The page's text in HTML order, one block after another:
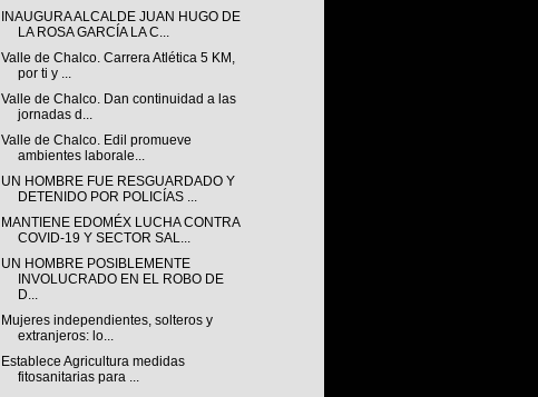
INAUGURA ALCALDE JUAN HUGO DE
LA ROSA GARCÍA LA C...
Valle de Chalco. Carrera Atlética 5 KM,
por ti y ...
Valle de Chalco. Dan continuidad a las
jornadas d...
Valle de Chalco. Edil promueve
ambientes laborale...
UN HOMBRE FUE RESGUARDADO Y
DETENIDO POR POLICÍAS ...
MANTIENE EDOMÉX LUCHA CONTRA
COVID-19 Y SECTOR SAL...
UN HOMBRE POSIBLEMENTE
INVOLUCRADO EN EL ROBO DE
D...
Mujeres independientes, solteros y
extranjeros: lo...
Establece Agricultura medidas
fitosanitarias para ...